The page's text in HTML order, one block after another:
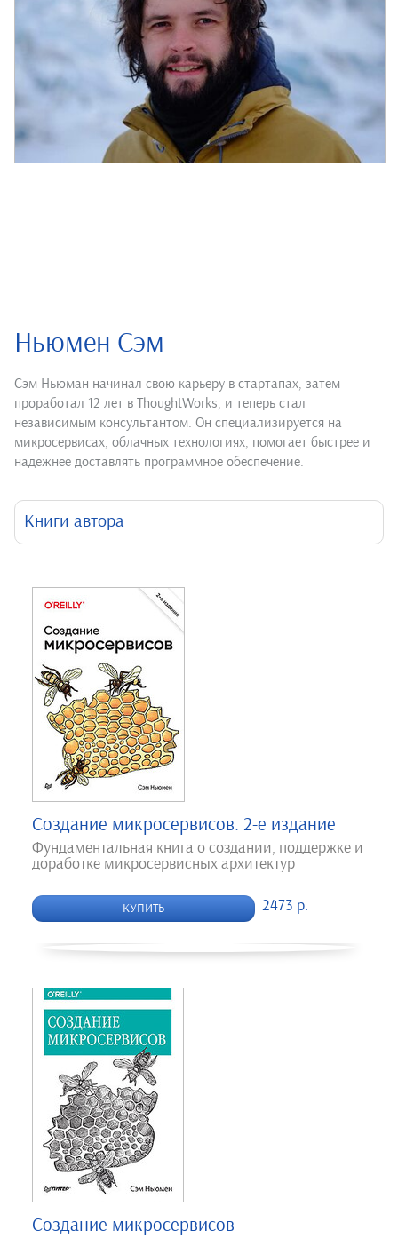
Ньюмен Сэм
Сэм Ньюман начинал свою карьеру в стартапах, затем
проработал 12 лет в ThoughtWorks, и теперь стал
независимым консультантом. Он специализируется на
микросервисах, облачных технологиях, помогает быстрее и
надежнее доставлять программное обеспечение.
Книги автора
Создание микросервисов. 2-е издание
Фундаментальная книга о создании, поддержке и
доработке микросервисных архитектур
КУПИТЬ 2473 р.
Создание микросервисов